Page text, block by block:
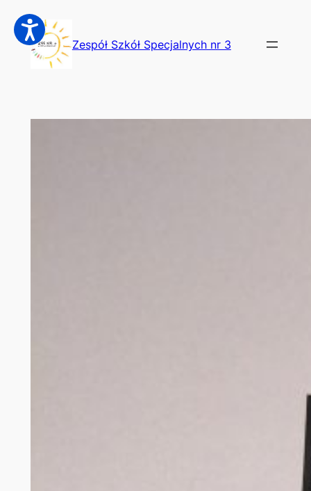
Przejdź
do
treści
Zespół Szkół Specjalnych nr 3